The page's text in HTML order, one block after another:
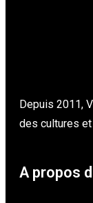
Depuis 2011,
des cultures
A propos